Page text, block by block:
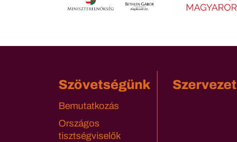
Szövetségünk
Bemutatkozás
Országos
tisztségviselők